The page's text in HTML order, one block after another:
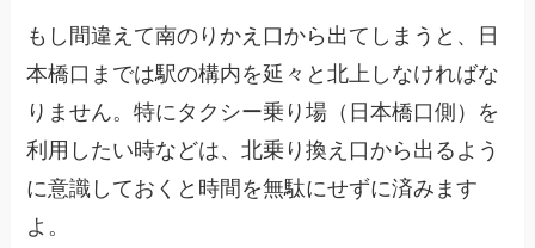
もし間違えて南のりかえ口から出てしまうと、日
本橋口までは駅の構内を延々と北上しなければな
りません。特にタクシー乗り場（日本橋口側）を
利用したい時などは、北乗り換え口から出るよう
に意識しておくと時間を無駄にせずに済みます
よ。